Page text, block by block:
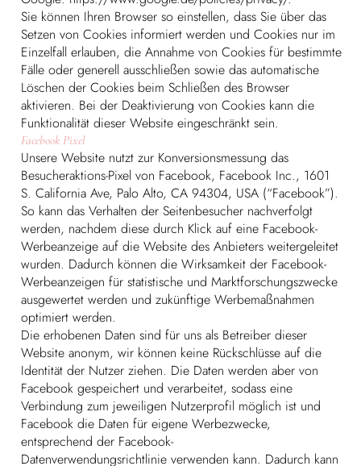
Sie können Ihren Browser so einstellen, dass Sie über das
Setzen von Cookies informiert werden und Cookies nur im
Einzelfall erlauben, die Annahme von Cookies für bestimmte
Fälle oder generell ausschließen sowie das automatische
Löschen der Cookies beim Schließen des Browser
aktivieren. Bei der Deaktivierung von Cookies kann die
Funktionalität dieser Website eingeschränkt sein.
Facebook Pixel
Unsere Website nutzt zur Konversionsmessung das
Besucheraktions-Pixel von Facebook, Facebook Inc., 1601
S. California Ave, Palo Alto, CA 94304, USA (“Facebook”).
So kann das Verhalten der Seitenbesucher nachverfolgt
werden, nachdem diese durch Klick auf eine Facebook-
Werbeanzeige auf die Website des Anbieters weitergeleitet
wurden. Dadurch können die Wirksamkeit der Facebook-
Werbeanzeigen für statistische und Marktforschungszwecke
ausgewertet werden und zukünftige Werbemaßnahmen
optimiert werden.
Die erhobenen Daten sind für uns als Betreiber dieser
Website anonym, wir können keine Rückschlüsse auf die
Identität der Nutzer ziehen. Die Daten werden aber von
Facebook gespeichert und verarbeitet, sodass eine
Verbindung zum jeweiligen Nutzerprofil möglich ist und
Facebook die Daten für eigene Werbezwecke,
entsprechend der Facebook-
Datenverwendungsrichtlinie verwenden kann. Dadurch kann